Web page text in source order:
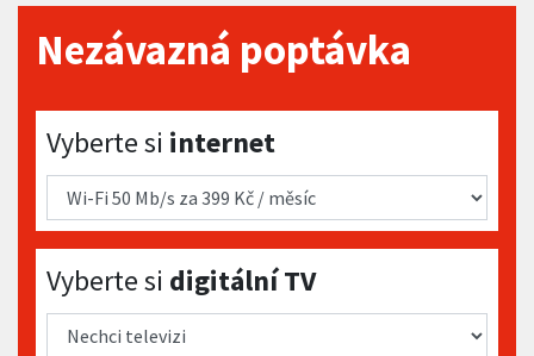
Nezávazná poptávka
Vyberte si internet
Vyberte si internet
Vyberte si digitální TV
Vyberte si digitální TV